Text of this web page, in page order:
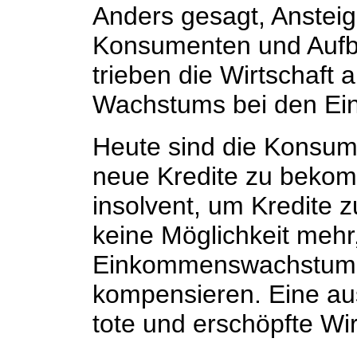
Anders gesagt,
Konsumenten und
trieben die Wirtschaft
Wachstums bei den
Heute sind die
neue Kredite zu
insolvent, um Kredite
keine Möglichkeit
kompensieren. Eine
tote und erschöpfte